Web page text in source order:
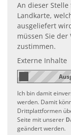
An dieser
Landkarte,
ausgeliefert
müssen Sie
zustimmen.
Externe Inhalte
Ich bin damit
werden. Damit
Drittplattformen
Seite mit unserer
geändert werden.